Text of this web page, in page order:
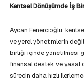
Kentsel Dönüşümde İş
Aycan Fenercioğlu,
ve yerel yönetimlerin
birliği içinde yönetilmesi
finansal destek ve yasal
sürecin daha hızlı